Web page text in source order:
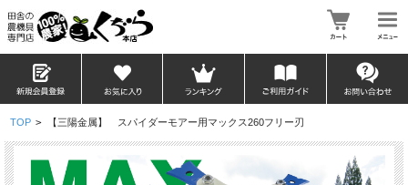
TOP > 【三陽金属】 スパイダーモアー用マックス260フリー刃